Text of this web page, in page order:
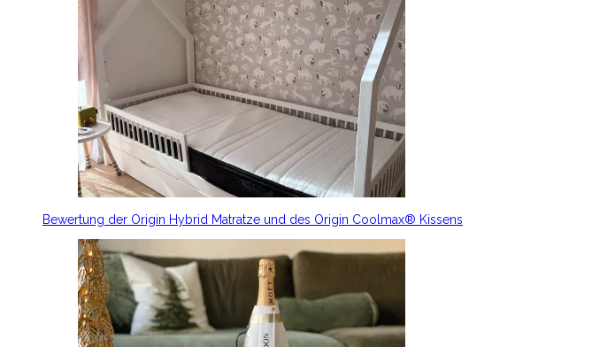
Bewertung der Origin Hybrid Matratze und des Origin Coolmax® Kissens